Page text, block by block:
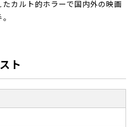
カルト的ホラーで国内外の映画
ト